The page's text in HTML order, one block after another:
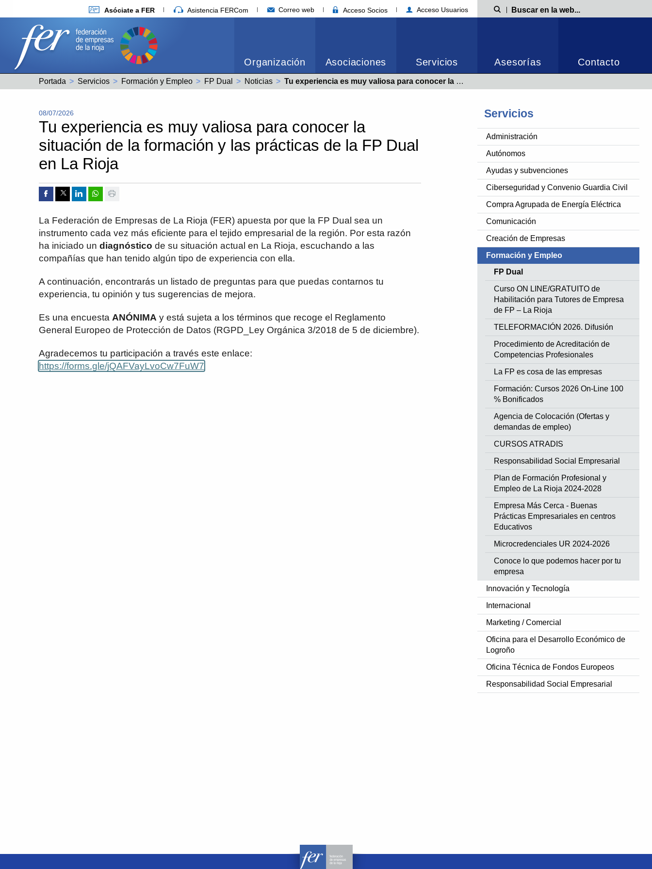
Asóciate a FER Asistencia FERCom Correo web Acceso Socios Acceso Usuarios Búsqueda
Organización Asociaciones Servicios Asesorías Contacto
Portada Servicios Formación y Empleo FP Dual Noticias Actual:
Tu experiencia es muy valiosa para conocer la situación de la formación y las prácticas de la FP Dual en La Rioja
Servicios
Administración
Autónomos
Ayudas y subvenciones
Ciberseguridad y Convenio Guardia Civil
Compra Agrupada de Energía Eléctrica
Comunicación
Creación de Empresas
Formación y Empleo
FP Dual
Curso ON LINE/GRATUITO de
Habilitación para Tutores de Empresa
de FP – La Rioja
TELEFORMACIÓN 2026. Difusión
Procedimiento de Acreditación de
Competencias Profesionales
La FP es cosa de las empresas
Formación: Cursos 2026 On-Line 100
% Bonificados
Agencia de Colocación (Ofertas y
demandas de empleo)
CURSOS ATRADIS
Responsabilidad Social Empresarial
Plan de Formación Profesional y
Empleo de La Rioja 2024-2028
Empresa Más Cerca - Buenas
Prácticas Empresariales en centros
Educativos
Microcredenciales UR 2024-2026
Conoce lo que podemos hacer por tu
empresa
Innovación y Tecnología
Internacional
Marketing / Comercial
Oficina para el Desarrollo Económico de
Logroño
Oficina Técnica de Fondos Europeos
Responsabilidad Social Empresarial
08/07/2026
Tu experiencia es muy valiosa para conocer la
situación de la formación y las prácticas de la FP Dual
en La Rioja
Compartir por Facebook
Compartir por Twitter
Compartir por Linkedin
Compartir por whatsapp
La Federación de Empresas de La Rioja (FER) apuesta por que la FP Dual sea un
instrumento cada vez más eficiente para el tejido empresarial de la región. Por esta razón
ha iniciado un diagnóstico de su situación actual en La Rioja, escuchando a las
compañías que han tenido algún tipo de experiencia con ella.
A continuación, encontrarás un listado de preguntas para que puedas contarnos tu
experiencia, tu opinión y tus sugerencias de mejora.
Es una encuesta ANÓNIMA y está sujeta a los términos que recoge el Reglamento
General Europeo de Protección de Datos (RGPD_Ley Orgánica 3/2018 de 5 de diciembre).
Agradecemos tu participación a través este enlace:
https://forms.gle/jQAFVayLvoCw7FuW7